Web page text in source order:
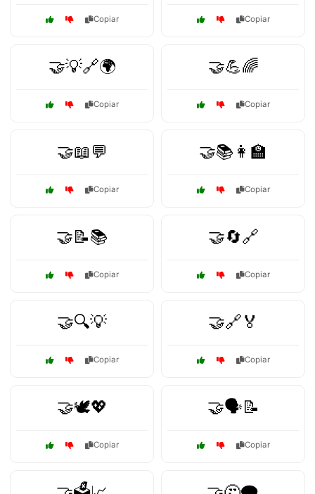
Copiar Copiar
🤝💡🔗🌍
Copiar
🤝💪🌈
Copiar
🤝📖💬
Copiar
🤝📚👩‍🏫
Copiar
🤝📝📚
Copiar
🤝🔄🔗
Copiar
🤝🔍💡
Copiar
🤝🔗🏅
Copiar
🤝🕊️💖
Copiar
🤝🗣️📝
Copiar